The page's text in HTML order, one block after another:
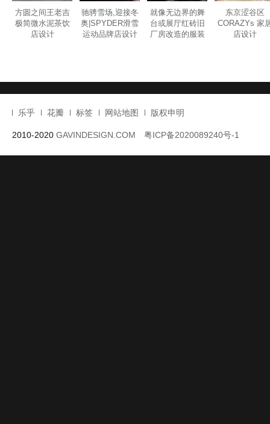
方圆之间王老吉
极简微水泥茶饮
店设计
驰骋雪场,迎接冬
奥|SPYDER滑雪
运动品牌店设计
就像无边界的舞
台或展厅红砖旧
厂房改造的服装
东京涩谷区
CORAZYs 家
店设计
乐乎 花瓣 标签 网站地图 版权申明
2010-2020 GAVINDESIGN.COM 粤ICP备2020089240号-1